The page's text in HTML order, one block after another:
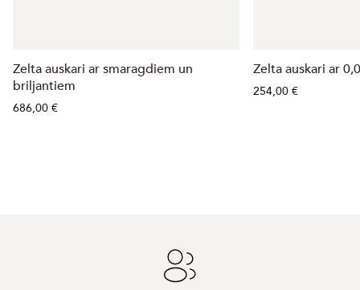
Zelta auskari ar smaragdiem un
briljantiem
686,00 €
Zelta auskari ar
254,00 €